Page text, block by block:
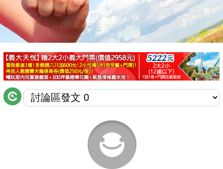
商家合作
推薦景點
討論區
聯絡我們